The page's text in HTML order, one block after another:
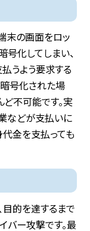
末の画面をロッ
号化してしまい、
うよう要求する
暗号化された場
不可能です。実
などが支払いに
代金を支払っても
目的を達するまで
バー攻撃です。最